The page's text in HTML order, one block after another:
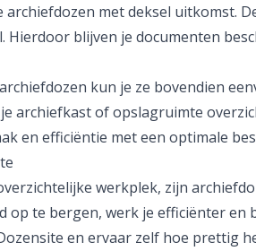
met deksel uitkomst.
Hierdoor blijven je documenten
kun je ze bovendien
archiefkast of opslagruimte
en efficiëntie met een optimale
werkplek, zijn
te bergen, werk je efficiënter en
en ervaar zelf hoe prettig